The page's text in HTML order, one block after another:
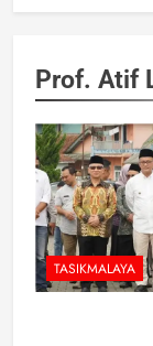
Prof. Atif
TASIKMALAYA